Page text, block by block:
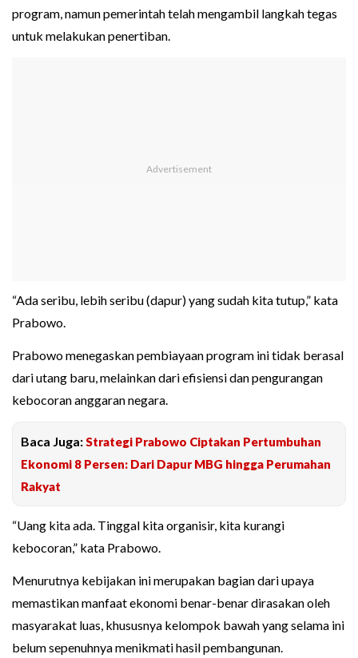
program, namun pemerintah telah mengambil langkah tegas
untuk melakukan penertiban.
“Ada seribu, lebih seribu (dapur) yang sudah kita tutup,” kata
Prabowo.
Prabowo menegaskan pembiayaan program ini tidak berasal
dari utang baru, melainkan dari efisiensi dan pengurangan
kebocoran anggaran negara.
Baca Juga:Strategi Prabowo Ciptakan Pertumbuhan
Ekonomi 8 Persen: Dari Dapur MBG hingga Perumahan
Rakyat
“Uang kita ada. Tinggal kita organisir, kita kurangi
kebocoran,” kata Prabowo.
Menurutnya kebijakan ini merupakan bagian dari upaya
memastikan manfaat ekonomi benar-benar dirasakan oleh
masyarakat luas, khususnya kelompok bawah yang selama ini
belum sepenuhnya menikmati hasil pembangunan.